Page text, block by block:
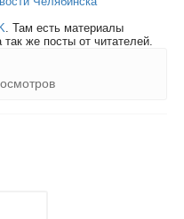
. Там есть материалы
же посты от читателей.